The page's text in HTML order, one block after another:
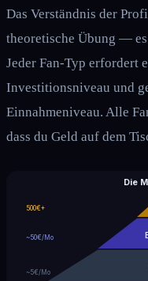
Das Verständnis der
theoretische Übung —
Jeder Fan-Typ erfordert
Investitionsniveau und
Einnahmeniveau. Alle
dass du Geld auf dem
Die
~5€/Mo
~50€/Mo
500€+